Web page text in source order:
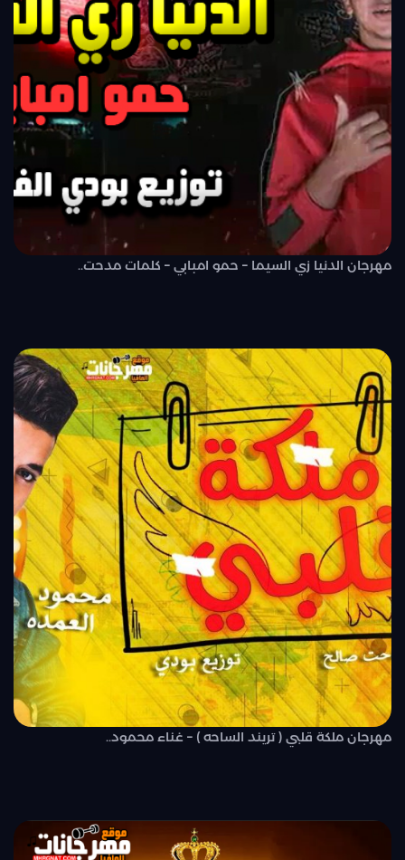
مهرجان الدنيا زي السيما – حمو امبابي – كلمات مدحت..
مهرجان ملكة قلبي ( تريند الساحه ) – غناء محمود..